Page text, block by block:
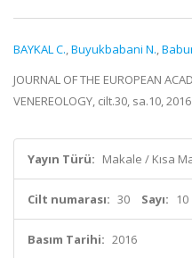
BAYKAL C.,Buyukbabani N.,
JOURNAL OF THE EUROPEAN
VENEREOLOGY, cilt.30, sa.10,
Yayın Türü: Makale / Kısa
Cilt numarası: 30 Sayı: 10
Basım Tarihi: 2016